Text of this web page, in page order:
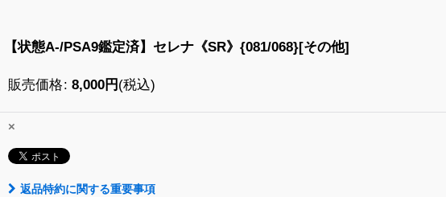
【状態A-/PSA9鑑定済】セレナ《SR》{081/068}[その他]
販売価格: 8,000円 (税込)
×
返品特約に関する重要事項